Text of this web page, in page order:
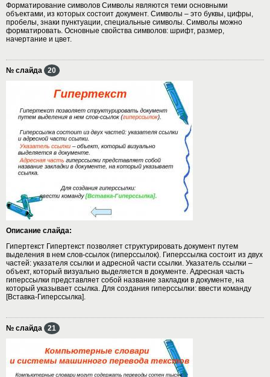
Форматирование символов Символы являются теми основными
объектами, из которых состоит документ. Символы – это буквы, цифры,
пробелы, знаки пунктуации, специальные символы. Символы можно
форматировать. Основные свойства символов: шрифт, размер,
начертание и цвет.
№ слайда 20
Описание слайда:
Гипертекст Гипертекст позволяет структурировать документ путем
выделения в нем слов-ссылок (гиперссылок). Гиперссылка состоит из двух
частей: указателя ссылки и адресной части ссылки. Указатель ссылки –
объект, который визуально выделяется в документе. Адресная часть
гиперссылки представляет собой название закладки в документе, на
который указывает ссылка. Для создания гиперссылки: ввести команду
[Вставка-Гиперссылка].
№ слайда 21